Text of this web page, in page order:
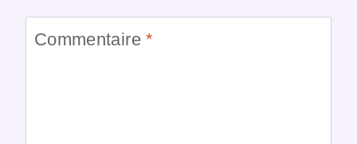
Commentaire*